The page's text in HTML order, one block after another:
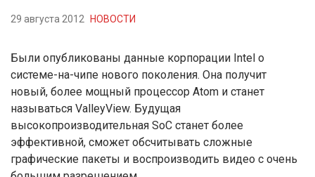
29 августа 2012 НОВОСТИ
Были опубликованы данные корпорации Intel о
системе-на-чипе нового поколения. Она получит
новый, более мощный процессор Atom и станет
называться ValleyView. Будущая
высокопроизводительная SoC станет более
эффективной, сможет обсчитывать сложные
графические пакеты и воспроизводить видео с очень